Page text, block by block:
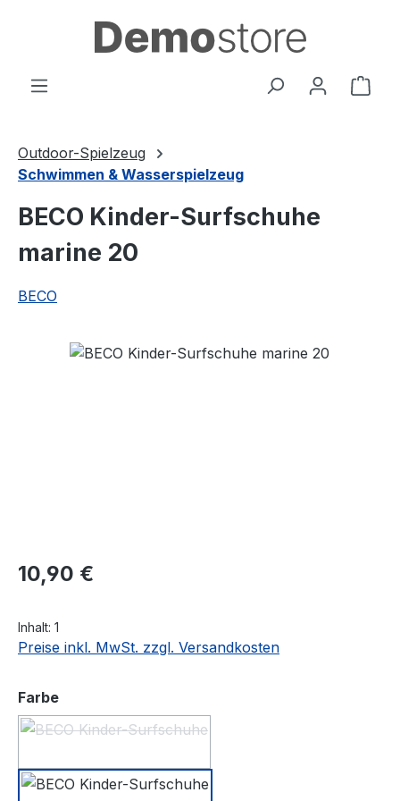
Zum Hauptinhalt springen
Outdoor-Spielzeug
Schwimmen & Wasserspielzeug
BECO Kinder-Surfschuhe
marine 20
BECO
Bildergalerie überspringen
Regulärer Preis:
10,90 €
Inhalt: 1
Preise inkl. MwSt. zzgl. Versandkosten
Farbeauswählen